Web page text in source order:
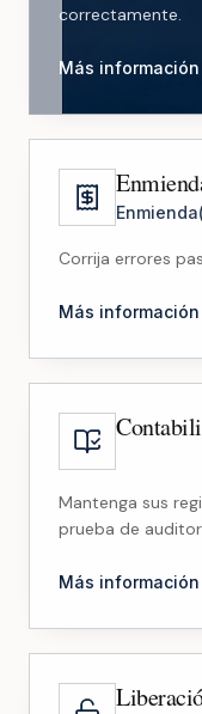
correctamente.
Más información
Corrija errores
Más información
Mantenga sus
prueba de
Más información